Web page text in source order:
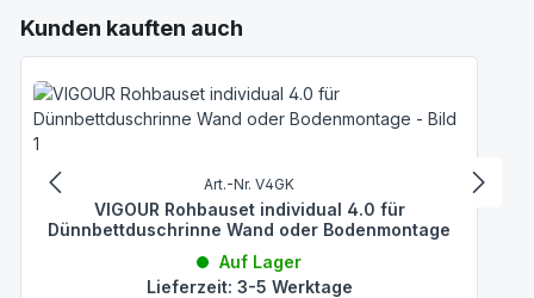
Produktgalerie überspringen
Kunden kauften auch
Art.-Nr. V4GK
VIGOUR Rohbauset individual 4.0 für
Dünnbettduschrinne Wand oder Bodenmontage
Auf Lager
Lieferzeit: 3-5 Werktage